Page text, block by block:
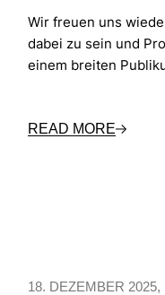
Wir freuen uns
dabei zu sein und
einem breiten
READ MORE
18. DEZEMBER 2025